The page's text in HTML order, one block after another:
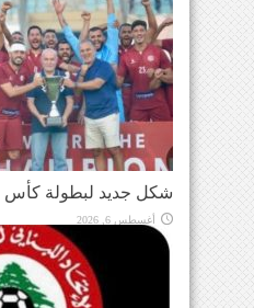
شكل جديد لبطولة كأس
أغسطس 6, 2026